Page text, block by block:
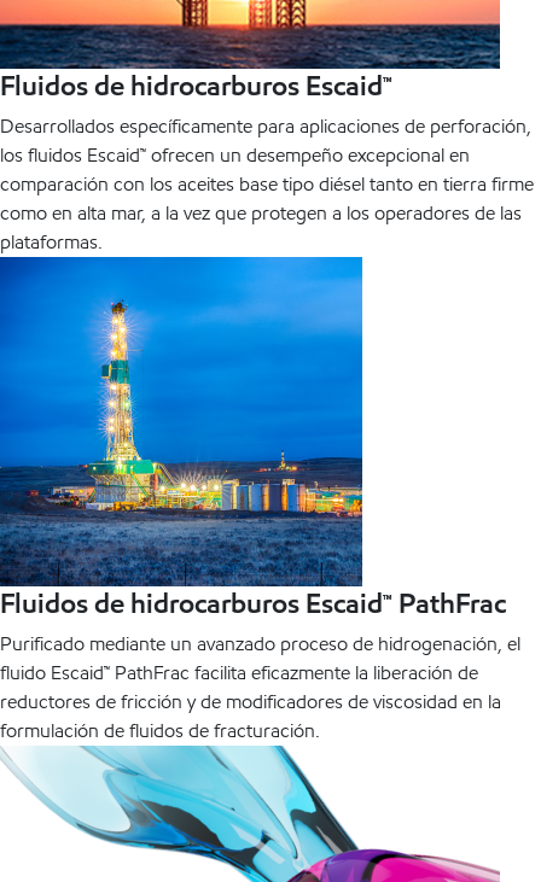
Fluidos de hidrocarburos Escaid™
Desarrollados específicamente para aplicaciones de perforación,
los fluidos Escaid™ ofrecen un desempeño excepcional en
comparación con los aceites base tipo diésel tanto en tierra firme
como en alta mar, a la vez que protegen a los operadores de las
plataformas.
Fluidos de hidrocarburos Escaid™ PathFrac
Purificado mediante un avanzado proceso de hidrogenación, el
fluido Escaid™ PathFrac facilita eficazmente la liberación de
reductores de fricción y de modificadores de viscosidad en la
formulación de fluidos de fracturación.